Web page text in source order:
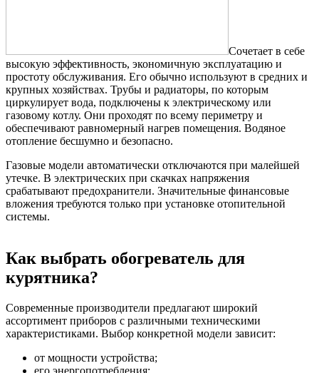
Сочетает в себе
высокую эффективность, экономичную эксплуатацию и
простоту обслуживания. Его обычно используют в средних и
крупных хозяйствах. Трубы и радиаторы, по которым
циркулирует вода, подключены к электрическому или
газовому котлу. Они проходят по всему периметру и
обеспечивают равномерный нагрев помещения. Водяное
отопление бесшумно и безопасно.
Газовые модели автоматически отключаются при малейшей
утечке. В электрических при скачках напряжения
срабатывают предохранители. Значительные финансовые
вложения требуются только при установке отопительной
системы.
Как выбрать обогреватель для
курятника?
Современные производители предлагают широкий
ассортимент приборов с различными техническими
характеристиками. Выбор конкретной модели зависит:
от мощности устройства;